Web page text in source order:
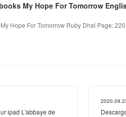
My Hope For Tomorrow
Hope For Tomorrow Ruby Dhal Page:
ipad L'abbaye de